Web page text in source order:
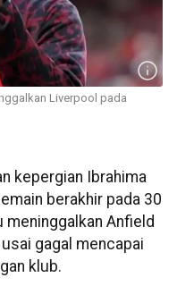
Liverpool pada
kepergian Ibrahima
berakhir pada 30
Anfield
gagal mencapai
klub.